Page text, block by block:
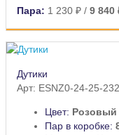
Пара: 1 230 ₽ / 9 840
Дутики
Арт: ESNZ0-24-25-
Цвет: Розовый
Пар в коробке: